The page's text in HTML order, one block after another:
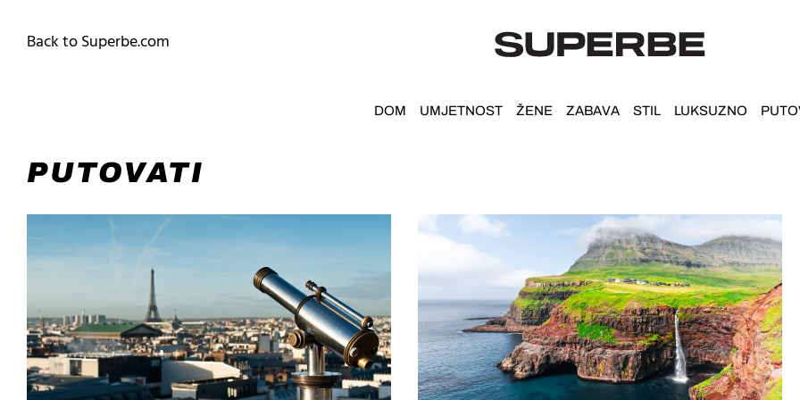
Back to Superbe.com
DOM UMJETNOST ŽENE ZABAVA STIL LUKSUZNO
PUTOVATI